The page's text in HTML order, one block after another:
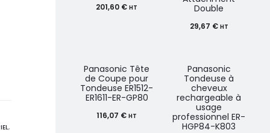
,
201,60 € HT
Double
29,67 € HT
Panasonic Tête
de Coupe pour
Tondeuse ER1512-
ER1611-ER-GP80
116,07 € HT
Panasonic
Tondeuse à
cheveux
rechargeable à
usage
professionnel ER-
HGP84-K803